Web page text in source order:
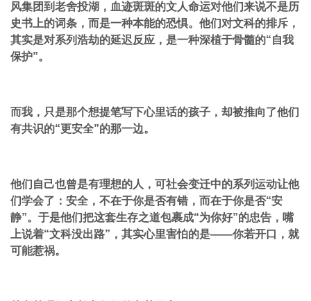
风集团到老舍投湖，血迹斑斑的文人命运对他们来说不是历
史书上的词条，而是一种本能的恐惧。他们对文科的排斥，
其实是对系列浩劫的延迟反应，是一种深植于骨髓的“自我
保护”。
而我，只是那个想提笔写下心里话的孩子，却被推向了他们
有共识的“更安全”的那一边。
他们自己也曾是有理想的人，可社会变迁中的系列运动让他
们学会了：安全，不在于你是否有错，而在于你是否“安
静”。于是他们把这套生存之道包裹成“为你好”的忠告，嘴
上说着“文科没出路”，其实心里害怕的是——你若开口，就
可能惹祸。